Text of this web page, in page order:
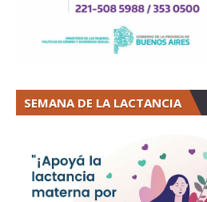
SEMANA DE LA LACTANCIA